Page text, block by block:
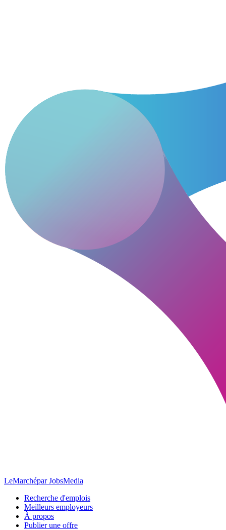
LeMarchépar JobsMedia
Recherche d'emplois
Meilleurs employeurs
À propos
Publier une offre